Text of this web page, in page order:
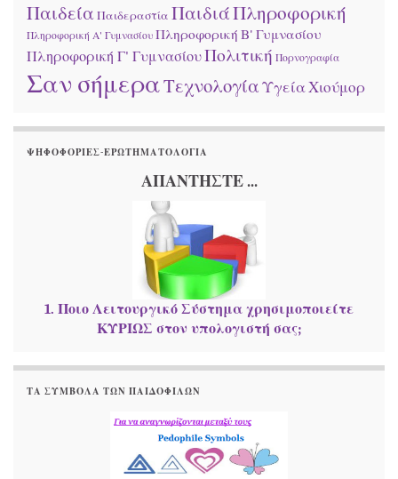
Παιδεία Παιδεραστία ΠαιδιάΠληροφορική
Πληροφορική Α' Γυμνασίου Πληροφορική Β' Γυμνασίου
Πληροφορική Γ' ΓυμνασίουΠολιτική Πορνογραφία
Σαν σήμεραΤεχνολογία ΥγείαΧιούμορ
ΨΗΦΟΦΟΡΊΕΣ-ΕΡΩΤΗΜΑΤΟΛΌΓΙΑ
ΑΠΑΝΤΗΣΤΕ ...
1. Ποιο Λειτουργικό Σύστημα χρησιμοποιείτε
ΚΥΡΙΩΣ στον υπολογιστή σας;
ΤΑ ΣΎΜΒΟΛΑ ΤΩΝ ΠΑΙΔΌΦΙΛΩΝ